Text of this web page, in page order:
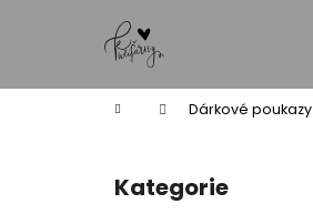
Domů Dárkové poukazy
Přeskočit
kategorie
Kategorie
í
Zpět
do
Zpět
do